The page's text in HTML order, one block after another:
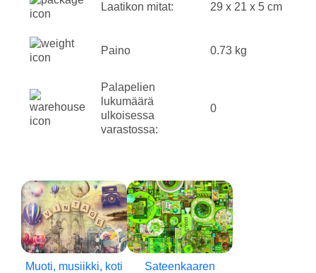
Laatikon mitat: 29 x 21 x 5 cm
Paino 0.73 kg
Palapelien
lukumäärä
ulkoisessa
varastossa:
0
Muoti, musiikki, koti
Sateenkaaren